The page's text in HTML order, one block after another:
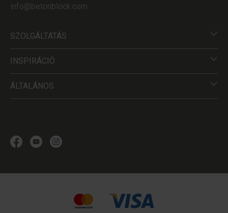
info@betonblock.com
SZOLGÁLTATÁS
INSPIRÁCIÓ
ÁLTALÁNOS